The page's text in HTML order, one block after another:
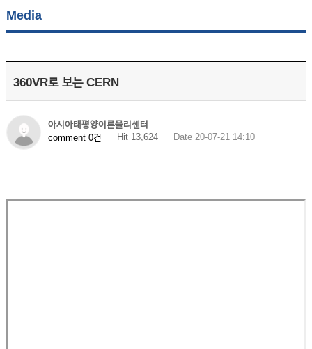
Media
360VR로 보는 CERN
아시아태평양이론물리센터
comment 0건
Hit 13,624 Date 20-07-21 14:10